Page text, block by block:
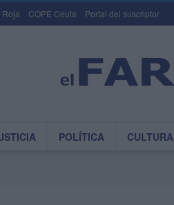
Roja COPE Ceuta Portal del suscriptor
POLÍTICA CULTURA